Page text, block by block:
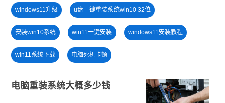
windows11升级 u盘一键重装系统win10 32位
安装win10系统 win11一键安装 windows11安装教程
win11系统下载 电脑死机卡顿
win7系统安装教程
电脑重装系统大概多少钱